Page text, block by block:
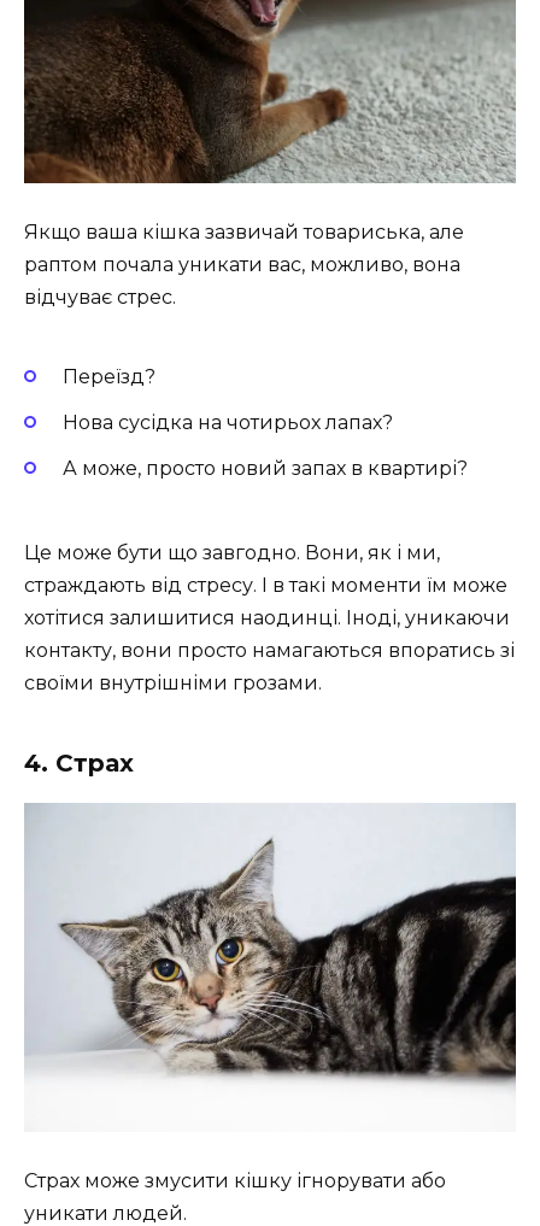
Якщо ваша кішка зазвичай товариська, але
раптом почала уникати вас, можливо, вона
відчуває стрес.
Переїзд?
Нова сусідка на чотирьох лапах?
А може, просто новий запах в квартирі?
Це може бути що завгодно. Вони, як і ми,
страждають від стресу. І в такі моменти їм може
хотітися залишитися наодинці. Іноді, уникаючи
контакту, вони просто намагаються впоратись зі
своїми внутрішніми грозами.
4. Страх
Страх може змусити кішку ігнорувати або
уникати людей.